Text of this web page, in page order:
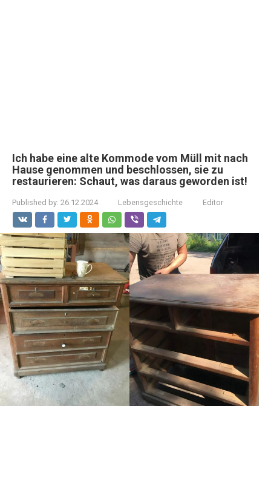
Ich habe eine alte Kommode vom Müll mit nach
Hause genommen und beschlossen, sie zu
restaurieren: Schaut, was daraus geworden ist!
Published by: 26.12.2024 Lebensgeschichte Editor